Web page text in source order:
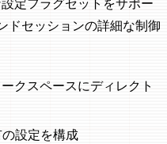
定フラグセットをサポー
ドセッションの詳細な制御
クスペースにディレクト
の設定を構成